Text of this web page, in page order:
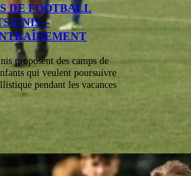
DE FOOTBALL
UNIS –
proposent des camps de
qui veulent poursuivre
pendant les vacances